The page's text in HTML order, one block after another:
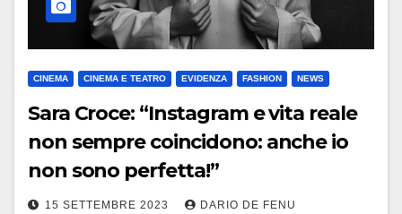
CINEMA CINEMA E TEATRO EVIDENZA FASHION NEWS
Sara Croce: “Instagram e vita reale
non sempre coincidono: anche io
non sono perfetta!”
15 SETTEMBRE 2023 DARIO DE FENU